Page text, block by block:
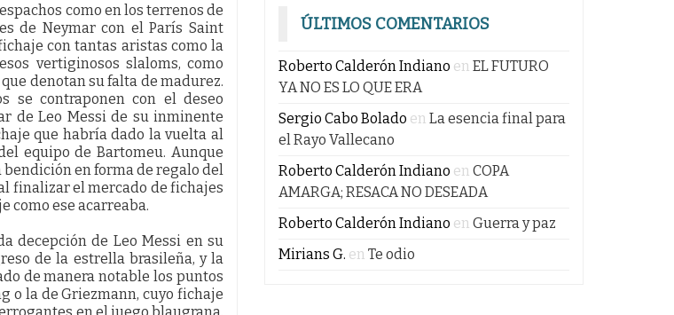
como en los terrenos de
de Neymar con el París Saint
con tantas aristas como la
vertiginosos slaloms, como
denotan su falta de madurez.
se contraponen con el deseo
de Leo Messi de su inminente
que habría dado la vuelta al
equipo de Bartomeu. Aunque
en forma de regalo del
finalizar el mercado de fichajes
como ese acarreaba.
decepción de Leo Messi en su
de la estrella brasileña, y la
de manera notable los puntos
o la de Griezmann, cuyo fichaje
ÚLTIMOS COMENTARIOS
Roberto Calderón Indiano en EL FUTURO
YA NO ES LO QUE ERA
Sergio Cabo Bolado en La esencia final para
el Rayo Vallecano
Roberto Calderón Indiano en COPA
AMARGA; RESACA NO DESEADA
Roberto Calderón Indiano en Guerra y paz
Mirians G. en Te odio